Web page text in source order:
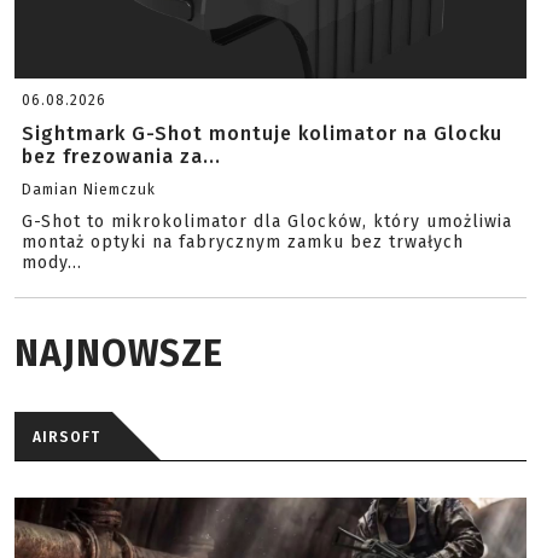
06.08.2026
Sightmark G-Shot montuje kolimator na Glocku
bez frezowania za...
Damian Niemczuk
G-Shot to mikrokolimator dla Glocków, który umożliwia
montaż optyki na fabrycznym zamku bez trwałych
mody...
NAJNOWSZE
AIRSOFT